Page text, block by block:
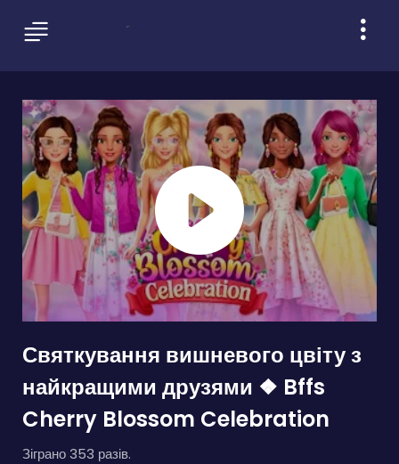
Святкування вишневого цвіту з
найкращими друзями ❖ Bffs
Cherry Blossom Celebration
Зіграно 353 разів.